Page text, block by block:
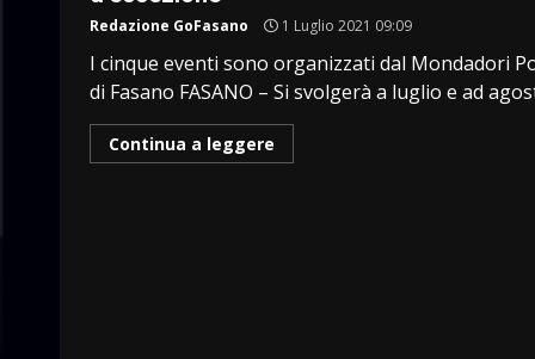
Redazione GoFasano 1 Luglio 2021 09:09
I cinque eventi sono organizzati dal Mondadori
di Fasano FASANO – Si svolgerà a luglio e ad
Continua a leggere